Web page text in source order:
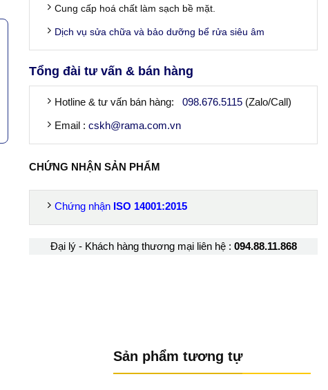
Cung cấp hoá chất làm sạch bề mặt.
Dịch vụ sửa chữa và bảo dưỡng bể rửa siêu âm
Tổng đài tư vấn & bán hàng
Hotline & tư vấn bán hàng: 098.676.5115(Zalo/Call)
Email : cskh@rama.com.vn
CHỨNG NHẬN SẢN PHẨM
Chứng nhận ISO 14001:2015
Đại lý - Khách hàng thương mại liên hệ : 094.88.11.868
Sản phẩm tương tự